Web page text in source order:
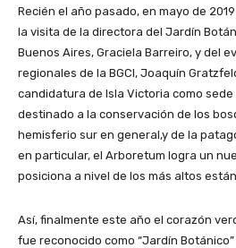
Recién el año pasado, en mayo de
la visita de la directora del Jardín
Buenos Aires, Graciela Barreiro, y del
regionales de la BGCI, Joaquín
candidatura de Isla Victoria como
destinado a la conservación de los
hemisferio sur en general,y de la
en particular, el Arboretum logra un
posiciona a nivel de los más altos
Así, finalmente este año el corazón
fue reconocido como “Jardín Botánico”